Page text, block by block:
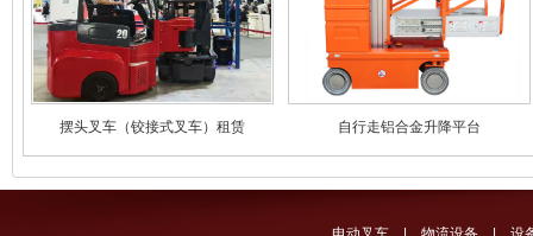
摆头叉车（铰接式叉车）租赁 自行走铝合金升降平台